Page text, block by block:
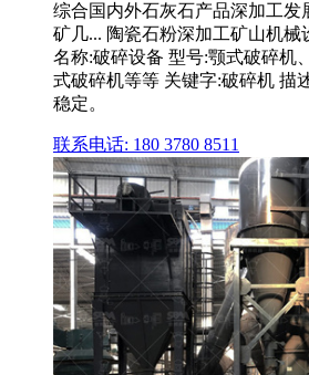
综合国内外石灰石产品深加工发
矿几... 陶瓷石粉深加工矿山机械
名称:破碎设备 型号:颚式破碎机
式破碎机等等 关键字:破碎机 描
稳定。
联系电话: 180 3780 8511